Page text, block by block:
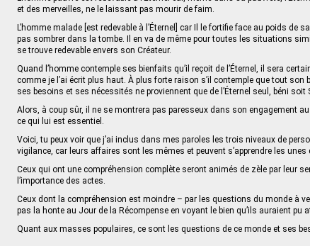
et des merveilles, ne le laissant pas mourir de faim.
L’homme malade [est redevable à l’Éternel] car Il le fortifie face au poids de
pas sombrer dans la tombe. Il en va de même pour toutes les situations
se trouve redevable envers son Créateur.
Quand l’homme contemple ses bienfaits qu’il reçoit de l’Éternel, il sera
comme je l’ai écrit plus haut. À plus forte raison s’il contemple que tout son
ses besoins et ses nécessités ne proviennent que de l’Éternel seul, béni soit
Alors, à coup sûr, il ne se montrera pas paresseux dans son engagement
ce qui lui est essentiel.
Voici, tu peux voir que j’ai inclus dans mes paroles les trois niveaux de
vigilance, car leurs affaires sont les mêmes et peuvent s’apprendre les unes
Ceux qui ont une compréhension complète seront animés de zèle par leur
l’importance des actes.
Ceux dont la compréhension est moindre – par les questions du monde à
pas la honte au Jour de la Récompense en voyant le bien qu’ils auraient pu
Quant aux masses populaires, ce sont les questions de ce monde et ses